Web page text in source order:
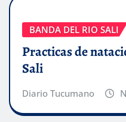
BANDA DEL RIO SALI
Practicas de
Sali
Diario Tucumano